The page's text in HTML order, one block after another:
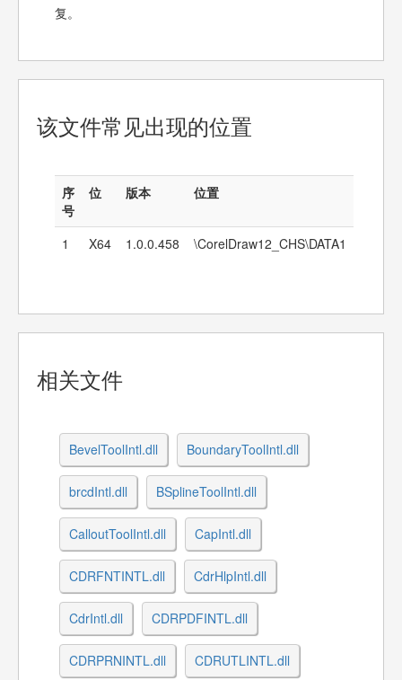
复。
该文件常见出现的位置
序
号
位 版本 位置
1 X64 1.0.0.458 \CorelDraw12_CHS\DATA1
相关文件
BevelToolIntl.dll BoundaryToolIntl.dll
brcdIntl.dll BSplineToolIntl.dll
CalloutToolIntl.dll CapIntl.dll
CDRFNTINTL.dll CdrHlpIntl.dll
CdrIntl.dll CDRPDFINTL.dll
CDRPRNINTL.dll CDRUTLINTL.dll